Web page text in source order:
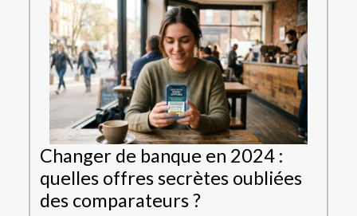
Changer de banque en 2024 :
quelles offres secrètes oubliées
des comparateurs ?